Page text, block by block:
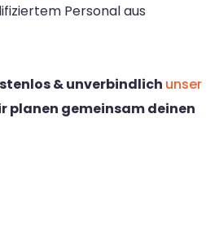
Personal aus
& unverbindlich unser
planen gemeinsam deinen